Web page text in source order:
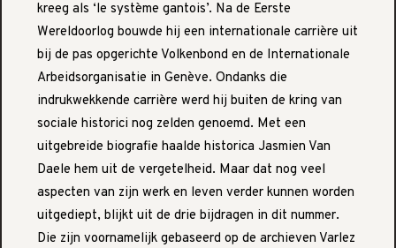
kreeg als ‘le système gantois’. Na de Eerste
Wereldoorlog bouwde hij een internationale carrière uit
bij de pas opgerichte Volkenbond en de Internationale
Arbeidsorganisatie in Genève. Ondanks die
indrukwekkende carrière werd hij buiten de kring van
sociale historici nog zelden genoemd. Met een
uitgebreide biografie haalde historica Jasmien Van
Daele hem uit de vergetelheid. Maar dat nog veel
aspecten van zijn werk en leven verder kunnen worden
uitgediept, blijkt uit de drie bijdragen in dit nummer.
Die zijn voornamelijk gebaseerd op de archieven Varlez